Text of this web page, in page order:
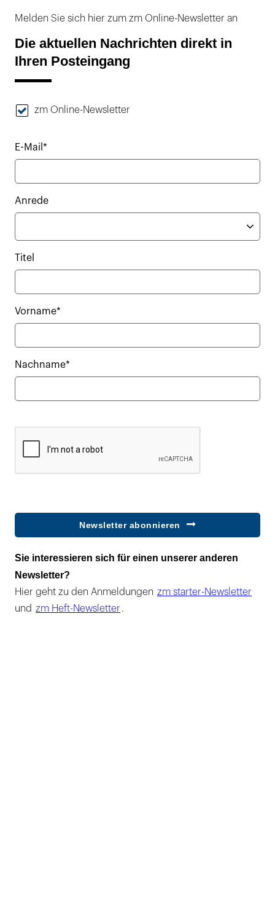
Melden Sie sich hier zum zm Online-Newsletter an
Die aktuellen Nachrichten direkt in
Ihren Posteingang
zm Online-Newsletter
E-Mail*
Anrede
Titel
Vorname*
Nachname*
Newsletter abonnieren
Sie interessieren sich für einen unserer anderen
Newsletter?
Hier geht zu den Anmeldungen zm starter-Newsletter
und zm Heft-Newsletter .